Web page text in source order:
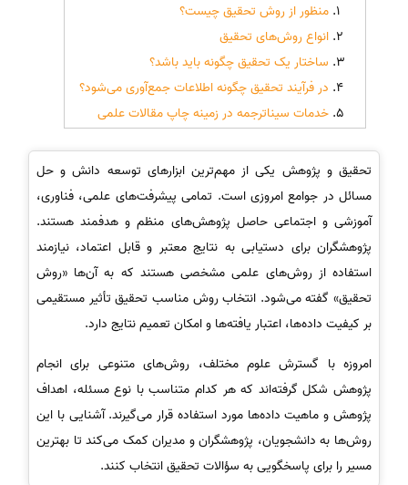
منظور از روش تحقیق چیست؟
انواع روش‌های تحقیق
ساختار یک تحقیق چگونه باید باشد؟
در فرآیند تحقیق چگونه اطلاعات جمع‌آوری می‌شود؟
خدمات سیناترجمه در زمینه چاپ مقالات علمی
تحقیق و پژوهش یکی از مهم‌ترین ابزارهای توسعه دانش و حل
مسائل در جوامع امروزی است. تمامی پیشرفت‌های علمی، فناوری،
آموزشی و اجتماعی حاصل پژوهش‌های منظم و هدفمند هستند.
پژوهشگران برای دستیابی به نتایج معتبر و قابل اعتماد، نیازمند
استفاده از روش‌های علمی مشخصی هستند که به آن‌ها «روش
تحقیق» گفته می‌شود. انتخاب روش مناسب تحقیق تأثیر مستقیمی
بر کیفیت داده‌ها، اعتبار یافته‌ها و امکان تعمیم نتایج دارد.
امروزه با گسترش علوم مختلف، روش‌های متنوعی برای انجام
پژوهش شکل گرفته‌اند که هر کدام متناسب با نوع مسئله، اهداف
پژوهش و ماهیت داده‌ها مورد استفاده قرار می‌گیرند. آشنایی با این
روش‌ها به دانشجویان، پژوهشگران و مدیران کمک می‌کند تا بهترین
مسیر را برای پاسخگویی به سؤالات تحقیق انتخاب کنند.